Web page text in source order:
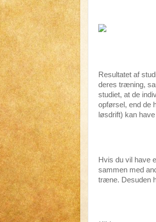
Resultatet af
deres træning,
studiet, at de
opførsel, end de
løsdrift) kan
Hvis du vil have
sammen med
træne. Desuden